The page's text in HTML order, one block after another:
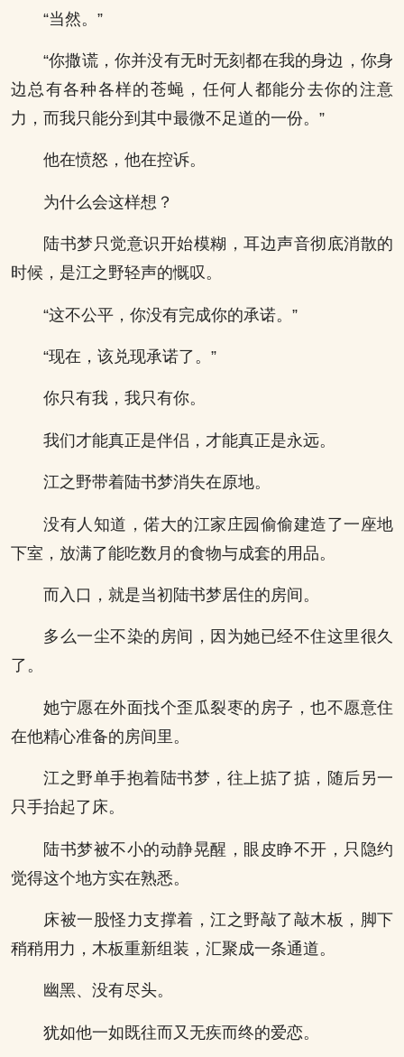
“当然。”
“你撒谎，你并没有无时无刻都在我的身边，你身
边总有各种各样的苍蝇，任何人都能分去你的注意
力，而我只能分到其中最微不足道的一份。”
他在愤怒，他在控诉。
为什么会这样想？
陆书梦只觉意识开始模糊，耳边声音彻底消散的
时候，是江之野轻声的慨叹。
“这不公平，你没有完成你的承诺。”
“现在，该兑现承诺了。”
你只有我，我只有你。
我们才能真正是伴侣，才能真正是永远。
江之野带着陆书梦消失在原地。
没有人知道，偌大的江家庄园偷偷建造了一座地
下室，放满了能吃数月的食物与成套的用品。
而入口，就是当初陆书梦居住的房间。
多么一尘不染的房间，因为她已经不住这里很久
了。
她宁愿在外面找个歪瓜裂枣的房子，也不愿意住
在他精心准备的房间里。
江之野单手抱着陆书梦，往上掂了掂，随后另一
只手抬起了床。
陆书梦被不小的动静晃醒，眼皮睁不开，只隐约
觉得这个地方实在熟悉。
床被一股怪力支撑着，江之野敲了敲木板，脚下
稍稍用力，木板重新组装，汇聚成一条通道。
幽黑、没有尽头。
犹如他一如既往而又无疾而终的爱恋。